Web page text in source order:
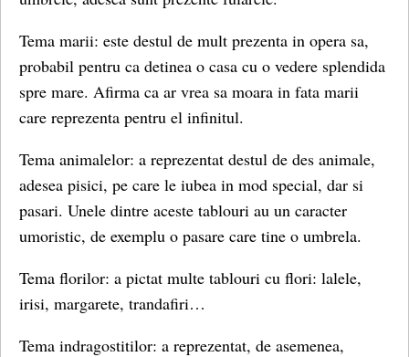
Tema marii: este destul de mult prezenta in opera sa,
probabil pentru ca detinea o casa cu o vedere splendida
spre mare. Afirma ca ar vrea sa moara in fata marii
care reprezenta pentru el infinitul.
Tema animalelor: a reprezentat destul de des animale,
adesea pisici, pe care le iubea in mod special, dar si
pasari. Unele dintre aceste tablouri au un caracter
umoristic, de exemplu o pasare care tine o umbrela.
Tema florilor: a pictat multe tablouri cu flori: lalele,
irisi, margarete, trandafiri…
Tema indragostitilor: a reprezentat, de asemenea,